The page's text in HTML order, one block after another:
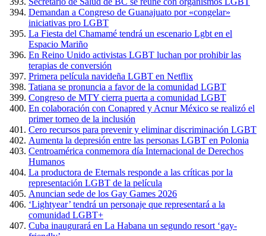
Demandan a Congreso de Guanajuato por «congelar»
iniciativas pro LGBT
La Fiesta del Chamamé tendrá un escenario Lgbt en el
Espacio Mariño
En Reino Unido activistas LGBT luchan por prohibir las
terapias de conversión
Primera película navideña LGBT en Netflix
Tatiana se pronuncia a favor de la comunidad LGBT
Congreso de MTY cierra puerta a comunidad LGBT
En colaboración con Conapred y Acnur México se realizó el
primer torneo de la inclusión
Cero recursos para prevenir y eliminar discriminación LGBT
Aumenta la depresión entre las personas LGBT en Polonia
Centroamérica conmemora día Internacional de Derechos
Humanos
La productora de Eternals responde a las críticas por la
representación LGBT de la película
Anuncian sede de los Gay Games 2026
‘Lightyear’ tendrá un personaje que representará a la
comunidad LGBT+
Cuba inaugurará en La Habana un segundo resort ‘gay-